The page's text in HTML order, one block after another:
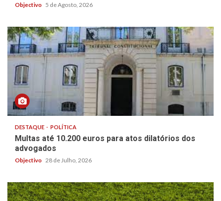
Objectivo 5 de Agosto, 2026
DESTAQUE POLÍTICA
Multas até 10.200 euros para atos dilatórios dos
advogados
Objectivo 28 de Julho, 2026